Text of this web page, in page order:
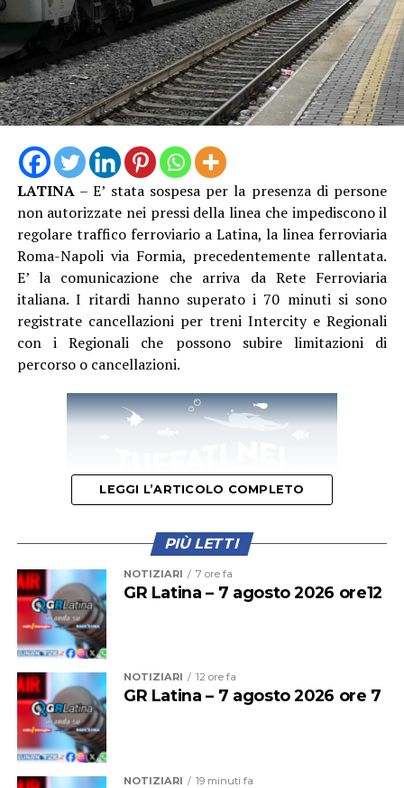
“Cercheremo in tutte le sedi di farci sentire, ma abbiamo
sempre utilizzato gli strumenti di legge. È ovvio che
qualora una situazione del genere dovesse continuare,
aprire le procedure di raffreddamento e conciliazione
sarebbe un passo ipotizzabile”.
LATINA– E’ stata sospesa per la presenza di persone
non autorizzate nei pressi della linea che impediscono il
regolare traffico ferroviario a Latina, la linea ferroviaria
Roma-Napoli via Formia, precedentemente rallentata.
E’ la comunicazione che arriva da Rete Ferroviaria
italiana. I ritardi hanno superato i 70 minuti si sono
registrate cancellazioni per treni Intercity e Regionali
con i Regionali che possono subire limitazioni di
percorso o cancellazioni.
Questa mattina il primo treno a fermarsi alla stazione di
Cisterna era stato il regionale partito alle 11,56 dalla
stazione Termini. La presenza di una persona che dava
in escandescenza sui binari aveva costretto il treno a
fermarsi alla stazione precedente. La situazione
sembrava inizialmente rientrata, poi la sospensione del
traffico.
LEGGI L’ARTICOLO COMPLETO
PIÙ LETTI
NOTIZIARI 7 ore fa
GR Latina – 7 agosto 2026 ore12
NOTIZIARI 12 ore fa
GR Latina – 7 agosto 2026 ore 7
NOTIZIARI 19 minuti fa